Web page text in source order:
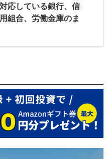
応している銀行、信
組合、労働金庫のま